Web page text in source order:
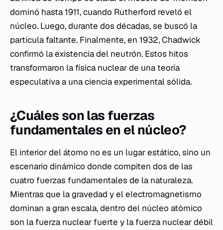
dominó hasta 1911, cuando Rutherford reveló el
núcleo. Luego, durante dos décadas, se buscó la
partícula faltante. Finalmente, en 1932, Chadwick
confirmó la existencia del neutrón. Estos hitos
transformaron la física nuclear de una teoría
especulativa a una ciencia experimental sólida.
¿Cuáles son las fuerzas
fundamentales en el núcleo?
El interior del átomo no es un lugar estático, sino un
escenario dinámico donde compiten dos de las
cuatro fuerzas fundamentales de la naturaleza.
Mientras que la gravedad y el electromagnetismo
dominan a gran escala, dentro del núcleo atómico
son la fuerza nuclear fuerte y la fuerza nuclear débil